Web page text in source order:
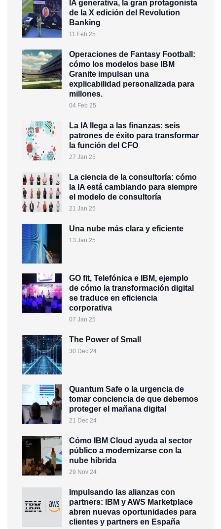
IA generativa, la gran protagonista
de la X edición del Revolution
Banking
11 Feb 25
Operaciones de Fantasy Football:
cómo los modelos base IBM
Granite impulsan una
explicabilidad personalizada para
millones.
04 Feb 25
La IA llega a las finanzas: seis
patrones de éxito para transformar
la función del CFO
27 Jan 25
La ciencia de la consultoría: cómo
la IA está cambiando para siempre
el modelo de consultoría
21 Jan 25
Una nube más clara y eficiente
13 Jan 25
GO fit, Telefónica e IBM, ejemplo
de cómo la transformación digital
se traduce en eficiencia
corporativa
07 Jan 25
The Power of Small
30 Dec 24
Quantum Safe o la urgencia de
tomar conciencia de que debemos
proteger el mañana digital
21 Dec 24
Cómo IBM Cloud ayuda al sector
público a modernizarse con la
nube híbrida
29 Nov 24
Impulsando las alianzas con
partners: IBM y AWS Marketplace
abren nuevas oportunidades para
clientes y partners en España